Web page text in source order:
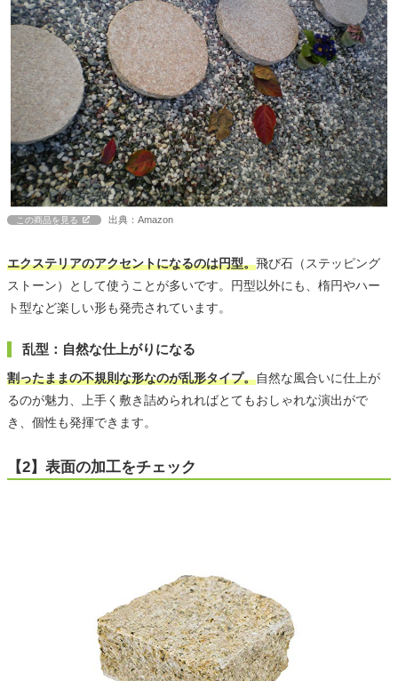
この商品を見る 出典：Amazon
エクステリアのアクセントになるのは円型。飛び石（ステッピング
ストーン）として使うことが多いです。円型以外にも、楕円やハー
ト型など楽しい形も発売されています。
乱型：自然な仕上がりになる
割ったままの不規則な形なのが乱形タイプ。自然な風合いに仕上が
るのが魅力、上手く敷き詰められればとてもおしゃれな演出がで
き、個性も発揮できます。
【2】表面の加工をチェック